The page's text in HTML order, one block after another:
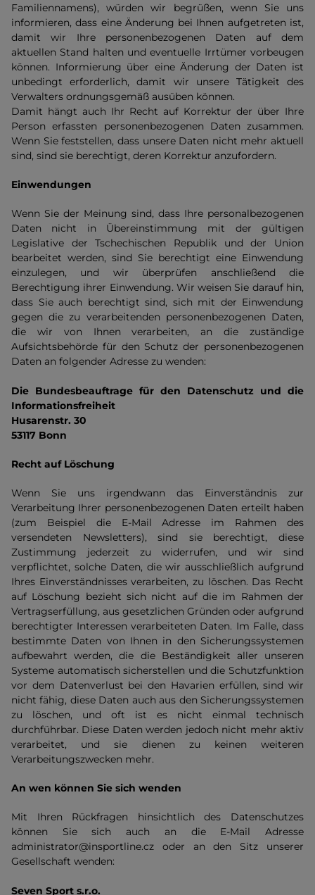
Familiennamens), würden wir begrüßen, wenn Sie uns
informieren, dass eine Änderung bei Ihnen aufgetreten ist,
damit wir Ihre personenbezogenen Daten auf dem
aktuellen Stand halten und eventuelle Irrtümer vorbeugen
können. Informierung über eine Änderung der Daten ist
unbedingt erforderlich, damit wir unsere Tätigkeit des
Verwalters ordnungsgemäß ausüben können.
Damit hängt auch Ihr Recht auf Korrektur der über Ihre
Person erfassten personenbezogenen Daten zusammen.
Wenn Sie feststellen, dass unsere Daten nicht mehr aktuell
sind, sind sie berechtigt, deren Korrektur anzufordern.
Einwendungen
Wenn Sie der Meinung sind, dass Ihre personalbezogenen
Daten nicht in Übereinstimmung mit der gültigen
Legislative der Tschechischen Republik und der Union
bearbeitet werden, sind Sie berechtigt eine Einwendung
einzulegen, und wir überprüfen anschließend die
Berechtigung ihrer Einwendung. Wir weisen Sie darauf hin,
dass Sie auch berechtigt sind, sich mit der Einwendung
gegen die zu verarbeitenden personenbezogenen Daten,
die wir von Ihnen verarbeiten, an die zuständige
Aufsichtsbehörde für den Schutz der personenbezogenen
Daten an folgender Adresse zu wenden:
Die Bundesbeauftrage für den Datenschutz und die
Informationsfreiheit
Husarenstr. 30
53117 Bonn
Recht auf Löschung
Wenn Sie uns irgendwann das Einverständnis zur
Verarbeitung Ihrer personenbezogenen Daten erteilt haben
(zum Beispiel die E-Mail Adresse im Rahmen des
versendeten Newsletters), sind sie berechtigt, diese
Zustimmung jederzeit zu widerrufen, und wir sind
verpflichtet, solche Daten, die wir ausschließlich aufgrund
Ihres Einverständnisses verarbeiten, zu löschen. Das Recht
auf Löschung bezieht sich nicht auf die im Rahmen der
Vertragserfüllung, aus gesetzlichen Gründen oder aufgrund
berechtigter Interessen verarbeiteten Daten. Im Falle, dass
bestimmte Daten von Ihnen in den Sicherungssystemen
aufbewahrt werden, die die Beständigkeit aller unseren
Systeme automatisch sicherstellen und die Schutzfunktion
vor dem Datenverlust bei den Havarien erfüllen, sind wir
nicht fähig, diese Daten auch aus den Sicherungssystemen
zu löschen, und oft ist es nicht einmal technisch
durchführbar. Diese Daten werden jedoch nicht mehr aktiv
verarbeitet, und sie dienen zu keinen weiteren
Verarbeitungszwecken mehr.
An wen können Sie sich wenden
Mit Ihren Rückfragen hinsichtlich des Datenschutzes
können Sie sich auch an die E-Mail Adresse
administrator@insportline.cz oder an den Sitz unserer
Gesellschaft wenden:
Seven Sport s.r.o.